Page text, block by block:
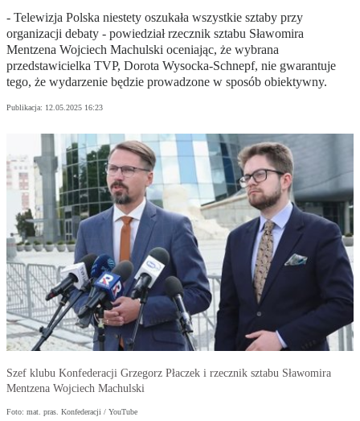
- Telewizja Polska niestety oszukała wszystkie sztaby przy
organizacji debaty - powiedział rzecznik sztabu Sławomira
Mentzena Wojciech Machulski oceniając, że wybrana
przedstawicielka TVP, Dorota Wysocka-Schnepf, nie gwarantuje
tego, że wydarzenie będzie prowadzone w sposób obiektywny.
Publikacja: 12.05.2025 16:23
Szef klubu Konfederacji Grzegorz Płaczek i rzecznik sztabu Sławomira
Mentzena Wojciech Machulski
Foto: mat. pras. Konfederacji / YouTube